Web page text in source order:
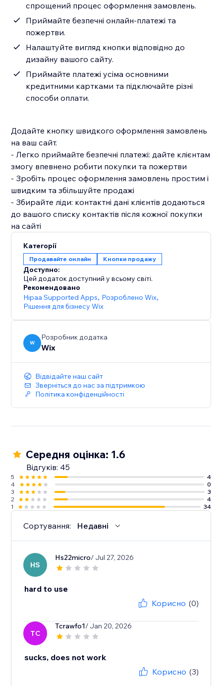
спрощений процес оформлення замовлень.
Приймайте безпечні онлайн-платежі та
пожертви.
Налаштуйте вигляд кнопки відповідно до
дизайну вашого сайту.
Приймайте платежі усіма основними
кредитними картками та підключайте різні
способи оплати.
Додайте кнопку швидкого оформлення замовлень
на ваш сайт.
- Легко приймайте безпечні платежі: дайте клієнтам
змогу впевнено робити покупки та пожертви
- Зробіть процес оформлення замовлень простим і
швидким та збільшуйте продажі
- Збирайте ліди: контактні дані клієнтів додаються
до вашого списку контактів після кожної покупки
на сайті
Категорії
Продавайте онлайн Кнопки продажу
Доступно:
Цей додаток доступний у всьому світі.
Рекомендовано
Hipaa Supported Apps, Розроблено Wix,
Рішення для бізнесу Wix
W
Розробник додатка
Wix
Відвідайте наш сайт
Зверніться до нас за підтримкою
Політика конфіденційності
Середня оцінка: 1.6
Відгуків: 45
5
4
4
0
3
3
2
4
1
34
Сортування: Недавні
HS
Hs22micro/ Jul 27, 2026
hard to use
Корисно (0)
TC
Tcrawfo1/ Jan 20, 2026
sucks, does not work
Корисно (3)